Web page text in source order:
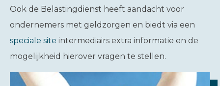
Ook de Belastingdienst heeft aandacht voor
ondernemers met geldzorgen en biedt via een
speciale site intermediairs extra informatie en de
mogelijkheid hierover vragen te stellen.